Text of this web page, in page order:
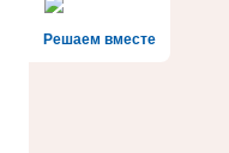
Решаем вместе